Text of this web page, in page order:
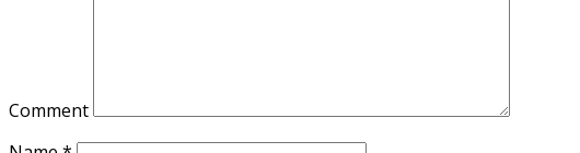
Comment